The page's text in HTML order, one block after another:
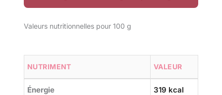
Valeurs nutritionnelles pour 100 g
NUTRIMENT VALEUR
Énergie 319 kcal